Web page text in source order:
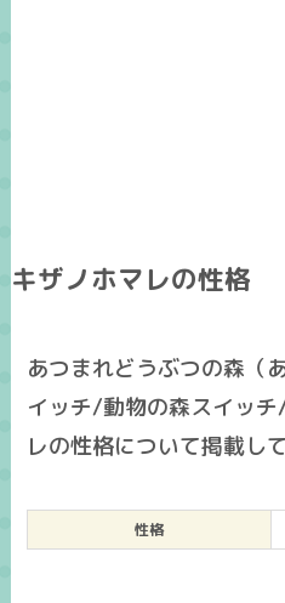
キザノホマレの性格
あつまれどうぶつの森（
イッチ/動物の森スイッ
レの性格について掲載し
性格